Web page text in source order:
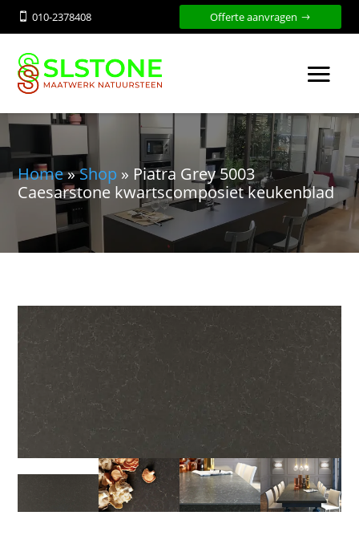
010-2378408 Offerte aanvragen
Home»Shop » Piatra Grey 5003
Caesarstone kwartscomposiet keukenblad